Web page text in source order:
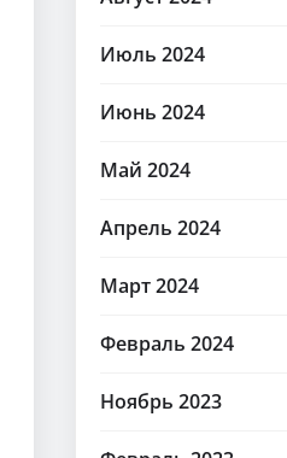
Июль 2024
Июнь 2024
Май 2024
Апрель 2024
Март 2024
Февраль 2024
Ноябрь 2023